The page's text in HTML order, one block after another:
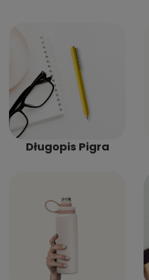
Długopis Pigra